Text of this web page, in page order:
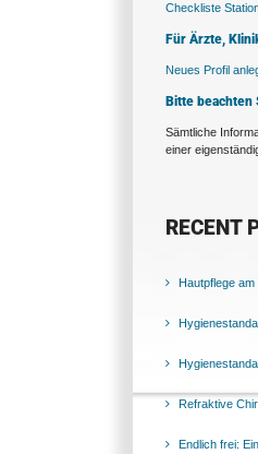
Checkliste
Für Ärzte,
Neues Profil
Bitte beachten
Sämtliche
einer
RECENT
Hautpflege
Refraktive
Endlich frei: